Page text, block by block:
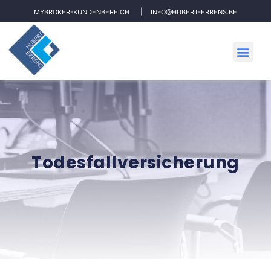
MYBROKER-KUNDENBEREICH INFO@HUBERT-ERRENS.BE
Todesfallversicherung